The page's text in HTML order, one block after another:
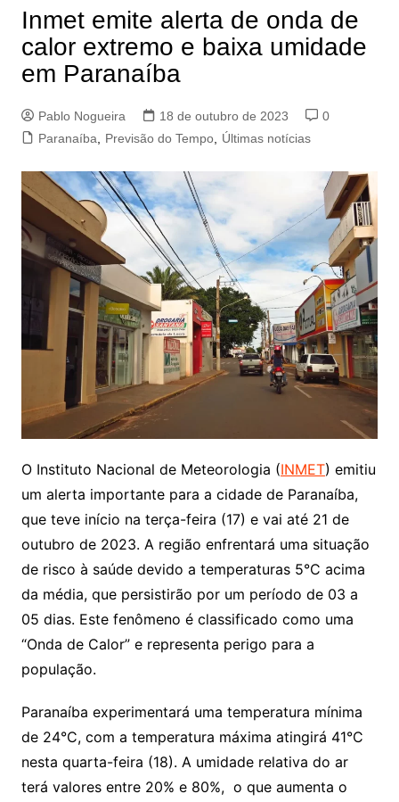
Inmet emite alerta de onda de
calor extremo e baixa umidade
em Paranaíba
Pablo Nogueira 18 de outubro de 2023
0
Paranaíba
Previsão do Tempo, Últimas notícias
O Instituto Nacional de Meteorologia (INMET) emitiu
um alerta importante para a cidade de Paranaíba,
que teve início na terça-feira (17) e vai até 21 de
outubro de 2023. A região enfrentará uma situação
de risco à saúde devido a temperaturas 5°C acima
da média, que persistirão por um período de 03 a
05 dias. Este fenômeno é classificado como uma
“Onda de Calor” e representa perigo para a
população.
Paranaíba experimentará uma temperatura mínima
de 24°C, com a temperatura máxima atingirá 41°C
nesta quarta-feira (18). A umidade relativa do ar
terá valores entre 20% e 80%, o que aumenta o